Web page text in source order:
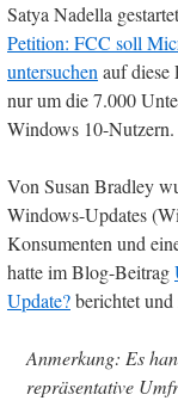
Satya Nadella
Petition: FCC soll
untersuchenauf diese
nur um die 7.000
Windows 10-Nutzern.
Von Susan Bradley
Windows-Updates
Konsumenten und
hatte im Blog-Beitrag
Update?berichtet
Anmerkung: Es
repräsentative